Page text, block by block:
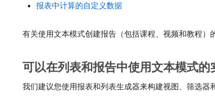
报表中计算的自定义数据
有关使用文本模式创建报告（包括课程、视频和教程）
可以在列表和报告中使用文本模式的
我们建议您使用报表和列表生成器来构建视图、筛选器